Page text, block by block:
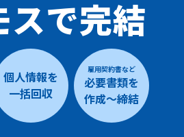
スで完結
個人情報を
一括回収
雇用契約書など
必要書類を
作成〜締結